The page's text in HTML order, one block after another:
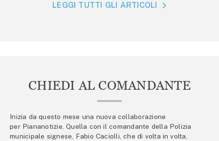
LEGGI TUTTI GLI ARTICOLI
CHIEDI AL COMANDANTE
Inizia da questo mese una nuova collaborazione
per Piananotizie. Quella con il comandante della Polizia
municipale signese, Fabio Caciolli, che di volta in volta,